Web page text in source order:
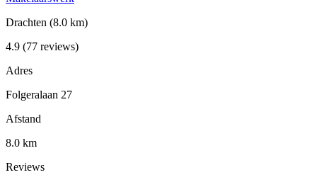
Drachten (8.0 km)
4.9 (77 reviews)
Adres
Folgeralaan 27
Afstand
8.0 km
Reviews